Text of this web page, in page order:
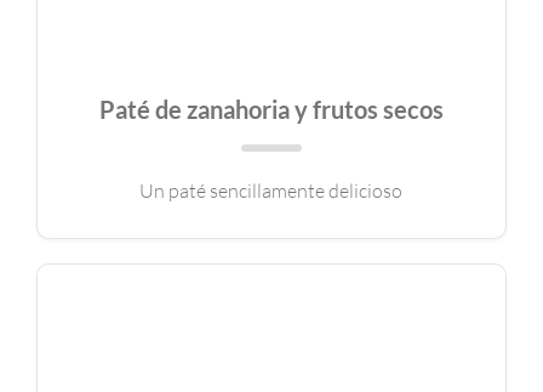
Paté de zanahoria y frutos secos
Un paté sencillamente delicioso